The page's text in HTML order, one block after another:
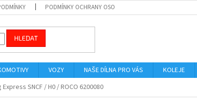
PODMÍNKY OCHRANY OSOBNÍCH ÚDAJŮ
HLEDAT
VOZY NAŠE DÍLNA PRO VÁS KOLEJE
SNCF / H0 / ROCO 6200080